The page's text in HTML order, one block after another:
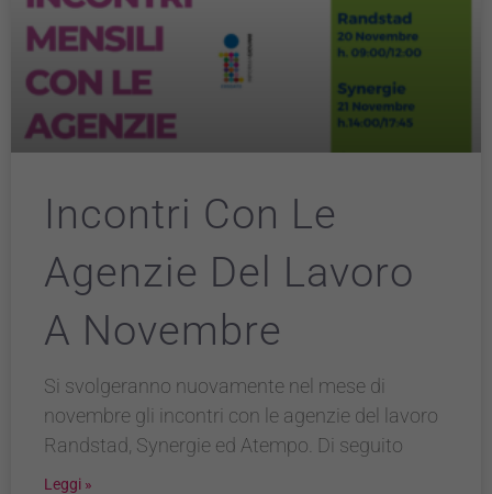
Incontri Con Le
Agenzie Del Lavoro
A Novembre
Si svolgeranno nuovamente nel mese di
novembre gli incontri con le agenzie del lavoro
Randstad, Synergie ed Atempo. Di seguito
Leggi »
raccolgono
informazioni
personali.